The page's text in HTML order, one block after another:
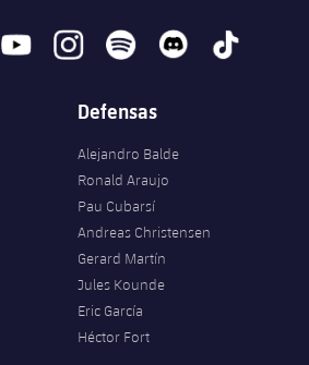
youtubeinstagramspotify discord tiktok
Defensas
Alejandro Balde
Ronald Araujo
Pau Cubarsí
Andreas Christensen
Gerard Martín
Jules Kounde
Eric García
Héctor Fort